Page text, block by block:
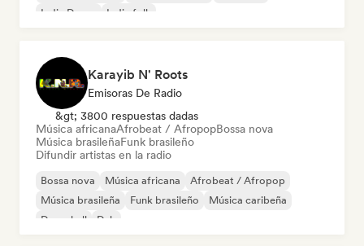
Indie Dance
Indie folk
Karayib N' Roots
Emisoras De Radio
&gt; 3800 respuestas dadas
Música africanaAfrobeat / AfropopBossa nova
Música brasileñaFunk brasileño
Difundir artistas en la radio
Bossa nova Música africana
Afrobeat / Afropop
Música brasileña
Funk brasileño
Música caribeña
Dancehall
Dub